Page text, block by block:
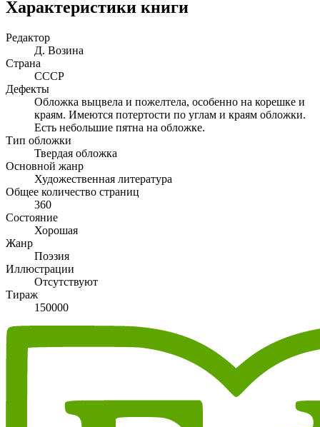
Характеристики книги
Редактор
Д. Возина
Страна
СССР
Дефекты
Обложка выцвела и пожелтела, особенно на корешке и
краям. Имеются потертости по углам и краям обложки.
Есть небольшие пятна на обложке.
Тип обложки
Твердая обложка
Основной жанр
Художественная литература
Общее количество страниц
360
Состояние
Хорошая
Жанр
Поэзия
Иллюстрации
Отсутствуют
Тираж
150000